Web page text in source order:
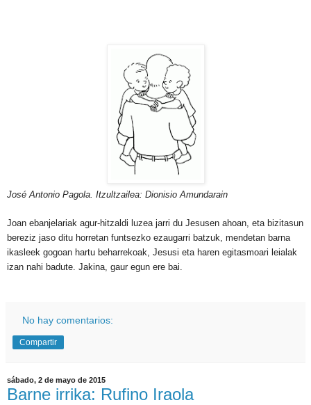
José Antonio Pagola. Itzultzailea: Dionisio Amundarain
Joan ebanjelariak agur-hitzaldi luzea jarri du Jesusen ahoan, eta bizitasun
bereziz jaso ditu horretan funtsezko ezaugarri batzuk, mendetan barna
ikasleek gogoan hartu beharrekoak, Jesusi eta haren egitasmoari leialak
izan nahi badute. Jakina, gaur egun ere bai.
No hay comentarios:
Compartir
sábado, 2 de mayo de 2015
Barne irrika: Rufino Iraola